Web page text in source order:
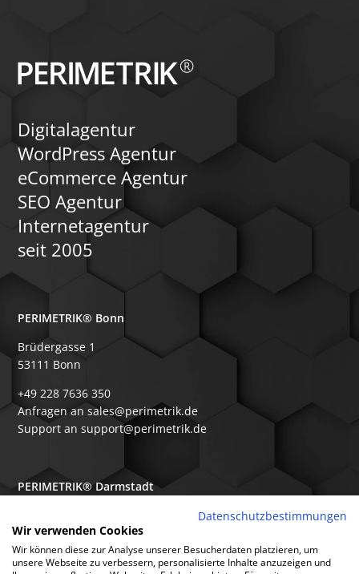
Digitalagentur
WordPress Agentur
eCommerce Agentur
SEO Agentur
Internetagentur
seit 2005
PERIMETRIK® Bonn
Brüdergasse 1
53111 Bonn
+49 228 7636 350
Anfragen an sales@perimetrik.de
Support an support@perimetrik.de
PERIMETRIK® Darmstadt
64367 Mühltal
+49 6151 3944 80
Datenschutzbestimmungen
Wir verwenden Cookies
Wir können diese zur Analyse unserer Besucherdaten platzieren, um
unsere Webseite zu verbessern, personalisierte Inhalte anzuzeigen und